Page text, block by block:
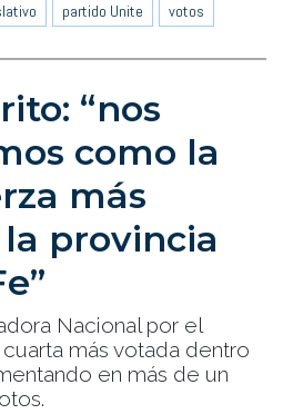
partido Unite votos
“nos
como la
más
provincia
Nacional por el
más votada dentro
en más de un